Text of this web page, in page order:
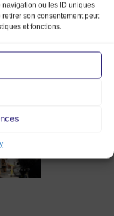
ou les ID uniques
son consentement peut
et fonctions.